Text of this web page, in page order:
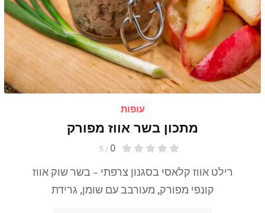
עופות
מתכון בשר אווז מפורק
0
/ 5
רילט אווז קלאסי בסגנון צרפתי – בשר שוק אווז
קונפי מפורק, מעורבב עם שומן, גרידת